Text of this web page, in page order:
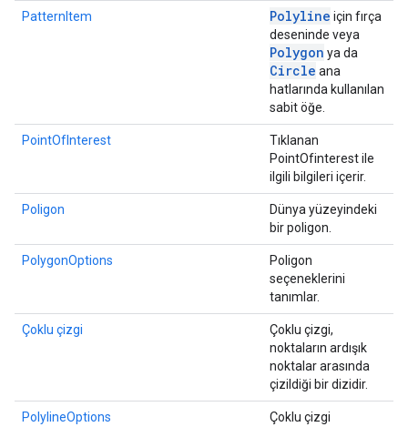
PatternItem Polyline için fırça
deseninde veya
Polygon ya da
Circle ana
hatlarında kullanılan
sabit öğe.
PointOfInterest
Tıklanan
PointOfinterest ile
ilgili bilgileri içerir.
Poligon
Dünya yüzeyindeki
bir poligon.
PolygonOptions
Poligon
seçeneklerini
tanımlar.
Çoklu çizgi
Çoklu çizgi,
noktaların ardışık
noktalar arasında
çizildiği bir dizidir.
PolylineOptions
Çoklu çizgi